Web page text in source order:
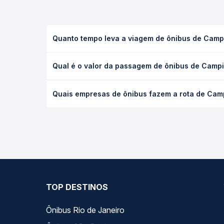
Quanto tempo leva a viagem de ônibus de
(convencional, executivo ou leito) e as condições
Qual é o valor da passagem de ônibus de
empresa, o tipo de poltrona e a antecedência da
Quais empresas de ônibus fazem a rota de
TOP DESTINOS
Ônibus Rio de Janeiro